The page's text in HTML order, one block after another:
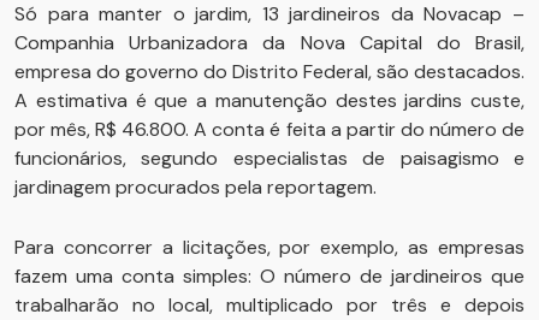
Só para manter o jardim, 13 jardineiros da Novacap –
Companhia Urbanizadora da Nova Capital do Brasil,
empresa do governo do Distrito Federal, são destacados.
A estimativa é que a manutenção destes jardins custe,
por mês, R$ 46.800. A conta é feita a partir do número de
funcionários, segundo especialistas de paisagismo e
jardinagem procurados pela reportagem.
Para concorrer a licitações, por exemplo, as empresas
fazem uma conta simples: O número de jardineiros que
trabalharão no local, multiplicado por três e depois